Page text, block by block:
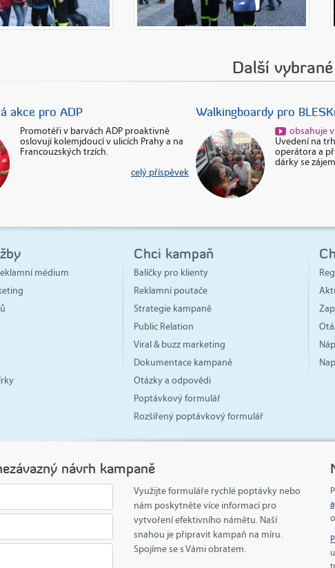
Další
akce pro ADP
Promotéři v barvách ADP proaktivně
oslovují kolemjdoucí v ulicích Prahy a na
Francouzských trzích.
celý příspěvek
Walkingboardy pro
obsahuje
Uvedení na
operátora a
dárky se
médium
Chci kampaň
Balíčky pro klienty
Reklamní poutače
Strategie kampaně
Public Relation
Viral & buzz marketing
Dokumentace kampaně
Otázky a odpovědi
Poptávkový formulář
Rozšířený poptávkový formulář
návrh kampaně
Využijte formuláře rychlé poptávky nebo
nám poskytněte více informací pro
vytvoření efektivního námětu. Naší
snahou je připravit kampaň na míru.
Spojíme se s Vámi obratem.